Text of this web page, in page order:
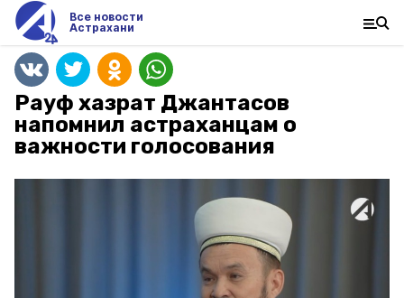
Все новости
Астрахани
Рауф хазрат Джантасов
напомнил астраханцам о
важности голосования